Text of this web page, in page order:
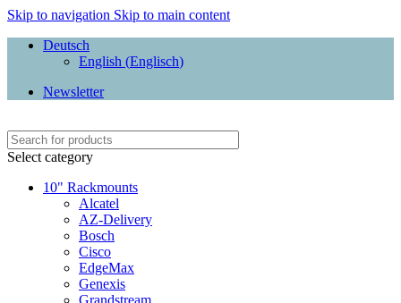
Skip to navigation Skip to main content
Deutsch
English (Englisch)
Newsletter
Select category
10" Rackmounts
Alcatel
AZ-Delivery
Bosch
Cisco
EdgeMax
Genexis
Grandstream